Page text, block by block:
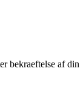
bekraeftelse af din